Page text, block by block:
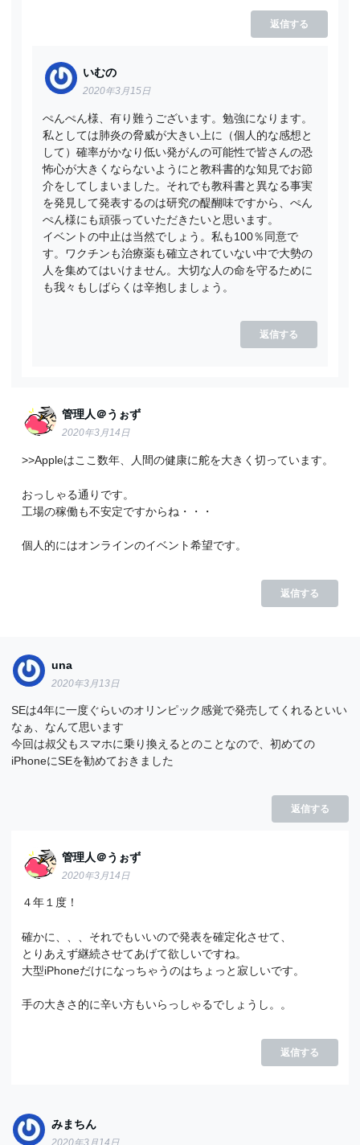
返信する
いむの
2020年3月15日
ぺんぺん様、有り難うございます。勉強になります。
私としては肺炎の脅威が大きい上に（個人的な感想と
して）確率がかなり低い発がんの可能性で皆さんの恐
怖心が大きくならないようにと教科書的な知見でお節
介をしてしまいました。それでも教科書と異なる事実
を発見して発表するのは研究の醍醐味ですから、ぺん
ぺん様にも頑張っていただきたいと思います。
イベントの中止は当然でしょう。私も100％同意で
す。ワクチンも治療薬も確立されていない中で大勢の
人を集めてはいけません。大切な人の命を守るために
も我々もしばらくは辛抱しましょう。
返信する
管理人＠うぉず
2020年3月14日
>>Appleはここ数年、人間の健康に舵を大きく切っています。
おっしゃる通りです。
工場の稼働も不安定ですからね・・・
個人的にはオンラインのイベント希望です。
返信する
una
2020年3月13日
SEは4年に一度ぐらいのオリンピック感覚で発売してくれるといい
なぁ、なんて思います
今回は叔父もスマホに乗り換えるとのことなので、初めての
iPhoneにSEを勧めておきました
返信する
管理人＠うぉず
2020年3月14日
４年１度！
確かに、、、それでもいいので発表を確定化させて、
とりあえず継続させてあげて欲しいですね。
大型iPhoneだけになっちゃうのはちょっと寂しいです。
手の大きさ的に辛い方もいらっしゃるでしょうし。。
返信する
みまちん
2020年3月14日